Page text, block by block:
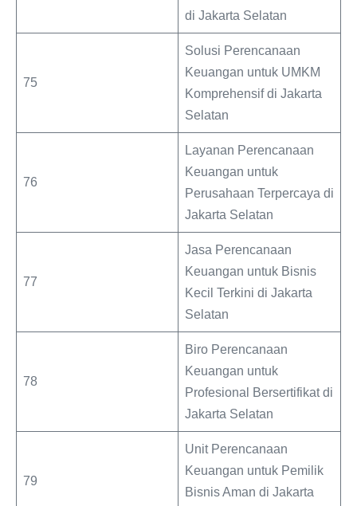
di Jakarta Selatan
75
Solusi Perencanaan
Keuangan untuk UMKM
Komprehensif di Jakarta
Selatan
76
Layanan Perencanaan
Keuangan untuk
Perusahaan Terpercaya di
Jakarta Selatan
77
Jasa Perencanaan
Keuangan untuk Bisnis
Kecil Terkini di Jakarta
Selatan
78
Biro Perencanaan
Keuangan untuk
Profesional Bersertifikat di
Jakarta Selatan
79
Unit Perencanaan
Keuangan untuk Pemilik
Bisnis Aman di Jakarta